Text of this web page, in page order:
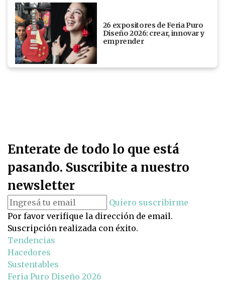
26 expositores de Feria Puro
Diseño 2026: crear, innovar y
emprender
Enterate de todo lo que está
pasando. Suscribite a nuestro
newsletter
Quiero suscribirme
Por favor verifique la dirección de email.
Suscripción realizada con éxito.
Tendencias
Hacedores
Sustentables
Feria Puro Diseño 2026